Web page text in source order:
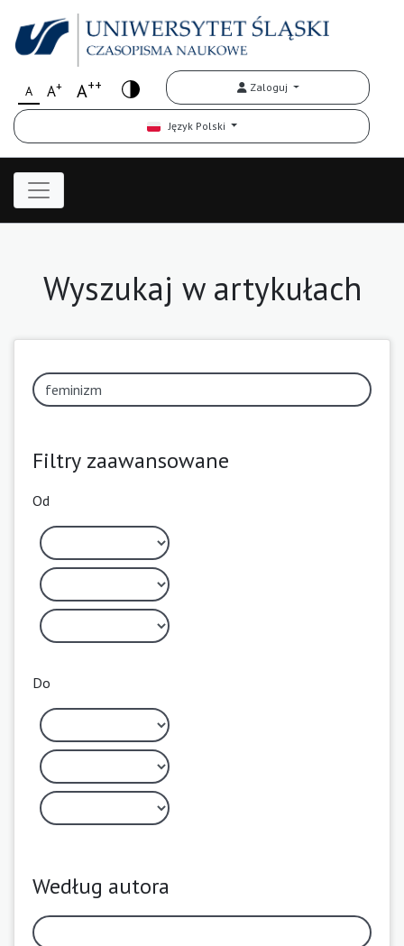
A A+ A++ Zaloguj
Język Polski
Wyszukaj w artykułach
Filtry zaawansowane
Od
Do
Według autora